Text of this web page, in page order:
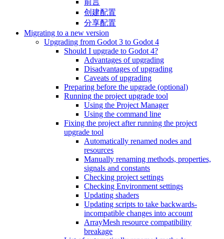
前言
创建配置
分享配置
Migrating to a new version
Upgrading from Godot 3 to Godot 4
Should I upgrade to Godot 4?
Advantages of upgrading
Disadvantages of upgrading
Caveats of upgrading
Preparing before the upgrade (optional)
Running the project upgrade tool
Using the Project Manager
Using the command line
Fixing the project after running the project
upgrade tool
Automatically renamed nodes and
resources
Manually renaming methods, properties,
signals and constants
Checking project settings
Checking Environment settings
Updating shaders
Updating scripts to take backwards-
incompatible changes into account
ArrayMesh resource compatibility
breakage